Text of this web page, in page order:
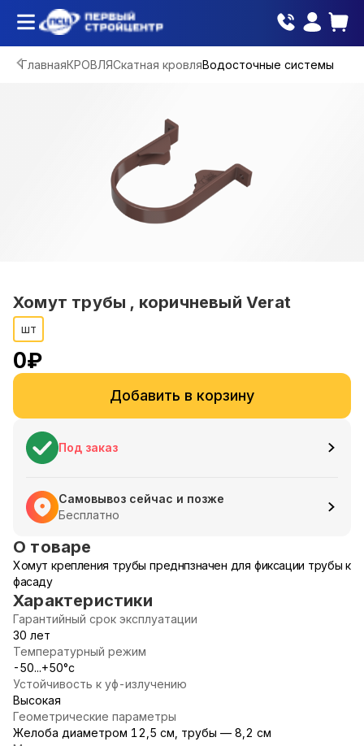
ГлавнаяКРОВЛЯСкатная кровляВодосточные системы
Хомут трубы , коричневый Verat
шт
0₽
Добавить в корзину
Под заказ
Самовывоз сейчас и позже
Бесплатно
О товаре
Хомут крепления трубы преднпзначен для фиксации трубы к
фасаду
Характеристики
Гарантийный срок эксплуатации
30 лет
Температурный режим
-50...+50°с
Устойчивость к уф-излучению
Высокая
Геометрические параметры
Желоба диаметром 12,5 см, трубы — 8,2 см